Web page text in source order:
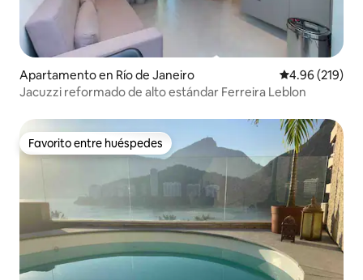
Apartamento en Río de Janeiro Calificación
4.96 (219)
Jacuzzi reformado de alto estándar Ferreira Leblon
Favorito entre huéspedes
Favorito entre huéspedes